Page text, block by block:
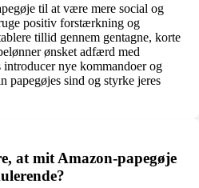
til at være mere social og
positiv forstærkning og
tillid gennem gentagne, korte
ønsket adfærd med
nye kommandoer og
papegøjes sind og styrke jeres
at mit Amazon-papegøje